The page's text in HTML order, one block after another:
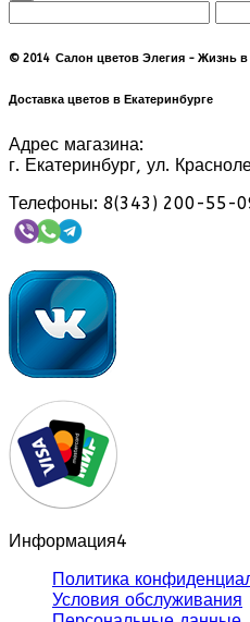
© 2014 Салон цветов Элегия - Жизнь в
Доставка цветов в Екатеринбурге
Адрес магазина:
г. Екатеринбург, ул.
Телефоны: 8(343) 200-55-
Информация4
Политика
Условия обслуживания